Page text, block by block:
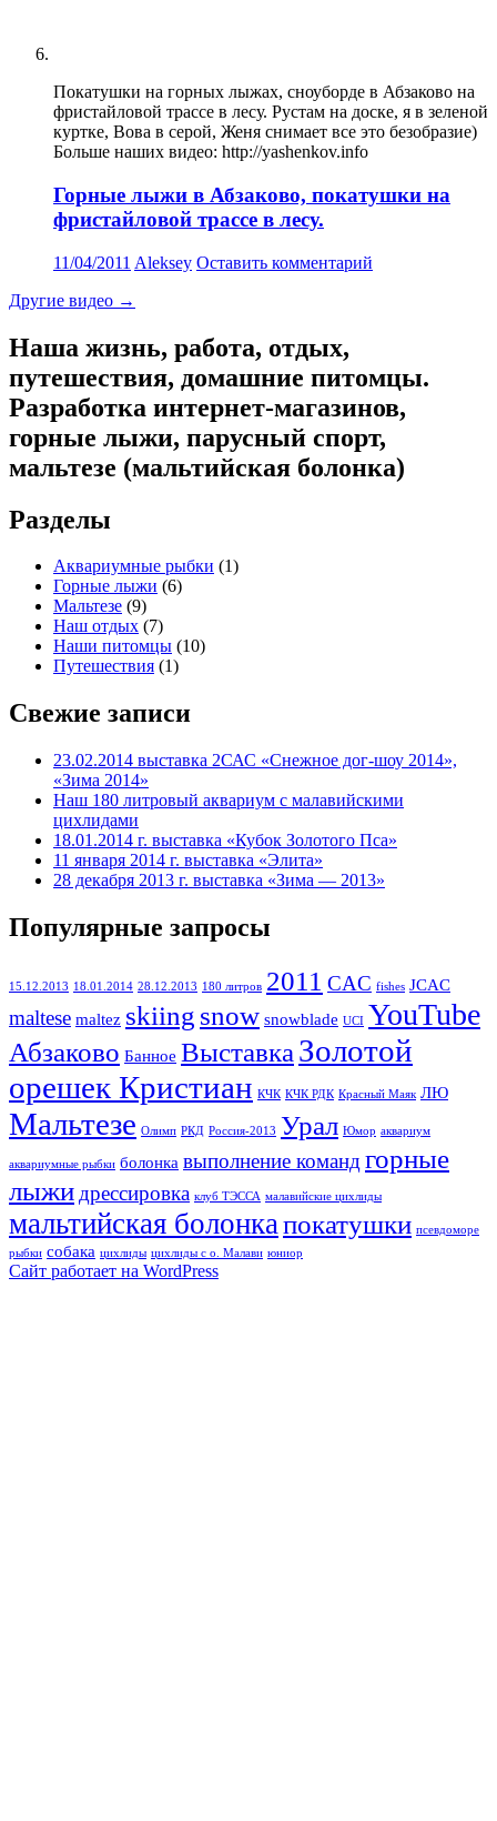
Покатушки на горных лыжах, сноуборде в Абзаково на
фристайловой трассе в лесу. Рустам на доске, я в зеленой
куртке, Вова в серой, Женя снимает все это безобразие)
Больше наших видео: http://yashenkov.info
Горные лыжи в Абзаково, покатушки на
фристайловой трассе в лесу.
11/04/2011 Aleksey Оставить комментарий
Другие видео →
Наша жизнь, работа, отдых,
путешествия, домашние питомцы.
Разработка интернет-магазинов,
горные лыжи, парусный спорт,
мальтезе (мальтийская болонка)
Разделы
Аквариумные рыбки (1)
Горные лыжи (6)
Мальтезе (9)
Наш отдых (7)
Наши питомцы (10)
Путешествия (1)
Свежие записи
23.02.2014 выставка 2САС «Снежное дог-шоу 2014»,
«Зима 2014»
Наш 180 литровый аквариум с малавийскими
цихлидами
18.01.2014 г. выставка «Кубок Золотого Пса»
11 января 2014 г. выставка «Элита»
28 декабря 2013 г. выставка «Зима — 2013»
Популярные запросы
15.12.2013 18.01.2014 28.12.2013 180 литров 2011 CAC fishes JCAC
maltese maltez skiing snow snowblade UCI YouTube
Абзаково Банное Выставка Золотой
орешек Кристиан КЧК КЧК РДК Красный Маяк ЛЮ
Мальтезе Олимп РКД Россия-2013 Урал Юмор аквариум
аквариумные рыбки болонка выполнение команд горные
лыжи дрессировка клуб ТЭССА малавийские цихлиды
мальтийская болонкапокатушки псевдоморе
рыбки собака цихлиды цихлиды с о. Малави юниор
Сайт работает на WordPress